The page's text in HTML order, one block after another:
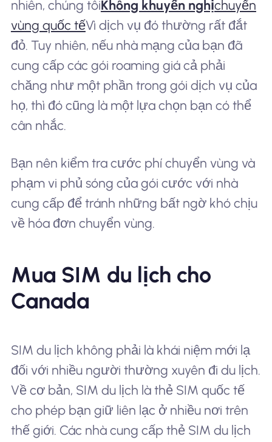
nhiên, chúng tôiKhông khuyến nghịchuyển
vùng quốc tếVì dịch vụ đó thường rất đắt
đỏ. Tuy nhiên, nếu nhà mạng của bạn đã
cung cấp các gói roaming giá cả phải
chăng như một phần trong gói dịch vụ của
họ, thì đó cũng là một lựa chọn bạn có thể
cân nhắc.
Bạn nên kiểm tra cước phí chuyển vùng và
phạm vi phủ sóng của gói cước với nhà
cung cấp để tránh những bất ngờ khó chịu
về hóa đơn chuyển vùng.
Mua SIM du lịch cho
Canada
SIM du lịch không phải là khái niệm mới lạ
đối với nhiều người thường xuyên đi du lịch.
Về cơ bản, SIM du lịch là thẻ SIM quốc tế
cho phép bạn giữ liên lạc ở nhiều nơi trên
thế giới. Các nhà cung cấp thẻ SIM du lịch